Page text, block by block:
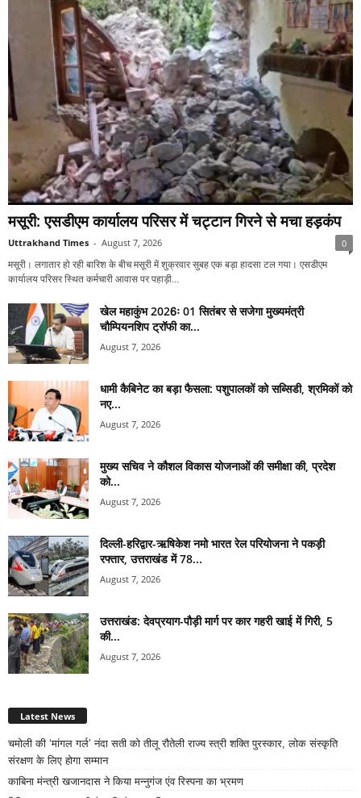
मसूरी: एसडीएम कार्यालय परिसर में चट्टान गिरने से मचा हड़कंप
Uttrakhand Times - August 7, 2026 0
मसूरी। लगातार हो रही बारिश के बीच मसूरी में शुक्रवार सुबह एक बड़ा हादसा टल गया। एसडीएम
कार्यालय परिसर स्थित कर्मचारी आवास पर पहाड़ी...
खेल महाकुंभ 2026ः 01 सितंबर से सजेगा मुख्यमंत्री
चौम्पियनशिप ट्रॉफी का...
August 7, 2026
धामी कैबिनेट का बड़ा फैसला: पशुपालकों को सब्सिडी, श्रमिकों को
नए...
August 7, 2026
मुख्य सचिव ने कौशल विकास योजनाओं की समीक्षा की, प्रदेश
को...
August 7, 2026
दिल्ली-हरिद्वार-ऋषिकेश नमो भारत रेल परियोजना ने पकड़ी
रफ्तार, उत्तराखंड में 78...
August 7, 2026
उत्तराखंड: देवप्रयाग-पौड़ी मार्ग पर कार गहरी खाई में गिरी, 5
की...
August 7, 2026
Latest News
चमोली की ‘मांगल गर्ल’ नंदा सती को तीलू रौतेली राज्य स्त्री शक्ति पुरस्कार, लोक संस्कृति
संरक्षण के लिए होगा सम्मान
काबिना मंन्त्री खजानदास ने किया मन्नुगंज एंव रिस्पना का भ्रमण